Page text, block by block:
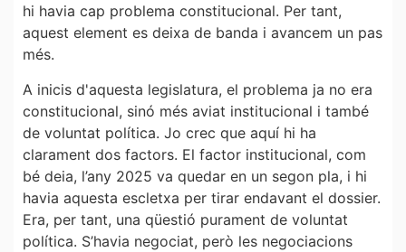
hi havia cap problema constitucional. Per tant,
aquest element es deixa de banda i avancem un pas
més.
A inicis d'aquesta legislatura, el problema ja no era
constitucional, sinó més aviat institucional i també
de voluntat política. Jo crec que aquí hi ha
clarament dos factors. El factor institucional, com
bé deia, l’any 2025 va quedar en un segon pla, i hi
havia aquesta escletxa per tirar endavant el dossier.
Era, per tant, una qüestió purament de voluntat
política. S’havia negociat, però les negociacions